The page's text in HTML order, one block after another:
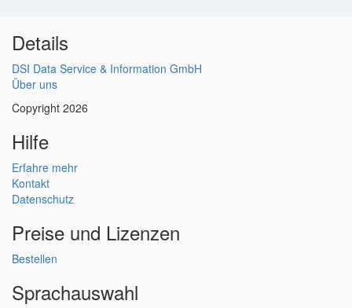
Details
DSI Data Service & Information GmbH
Über uns
Copyright 2026
Hilfe
Erfahre mehr
Kontakt
Datenschutz
Preise und Lizenzen
Bestellen
Sprachauswahl